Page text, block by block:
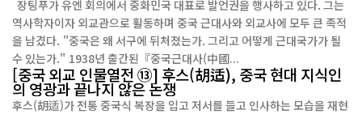
역사학자이자 외교관으로 활동하며 중국 근대사와 외교사에 모두 큰 족적
을 남겼다. "중국은 왜 서구에 뒤처졌는가. 그리고 어떻게 근대국가가 될
수 있는가." 1938년 출간된『중국근대사(中國...
[중국 외교 인물열전 ⑬] 후스(胡适), 중국 현대 지식인
의 영광과 끝나지 않은 논쟁
후스(胡适)가 전통 중국식 복장을 입고 저서를 들고 인사하는 모습을 재현